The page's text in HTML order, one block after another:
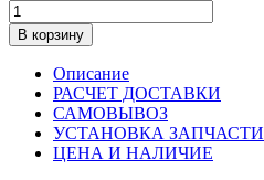
В корзину
Описание
РАСЧЕТ ДОСТАВКИ
САМОВЫВОЗ
УСТАНОВКА ЗАПЧАСТИ
ЦЕНА И НАЛИЧИЕ